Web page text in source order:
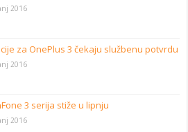
2016
za OnePlus 3 čekaju službenu potvrdu
2016
3 serija stiže u lipnju
2016